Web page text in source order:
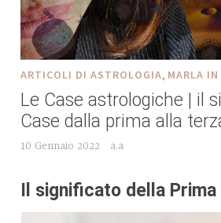
ARTICOLI DI ASTROLOGIA, MARLA
Le Case astrologiche | il
Case dalla prima alla
10 Gennaio 2022 a.a
Il significato della Prima